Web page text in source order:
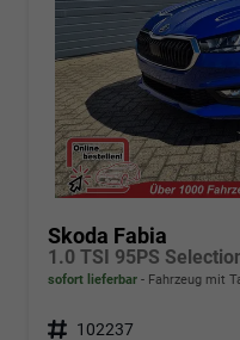
Skoda Fabia
sofort lieferbar Fahrzeug mit
Fahrzeugnr. 102237